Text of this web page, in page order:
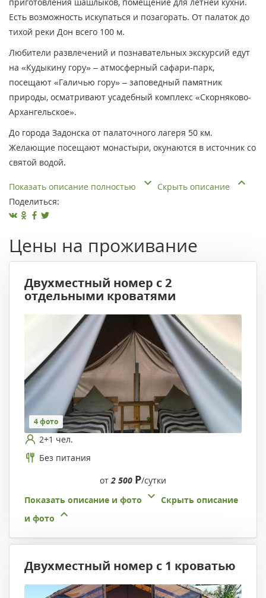
Есть возможность искупаться и позагорать. От палаток до
тихой реки Дон всего 100 м.
Любители развлечений и познавательных экскурсий едут
на «Кудыкину гору» – атмосферный сафари-парк,
посещают «Галичью гору» – заповедный памятник
природы, осматривают усадебный комплекс «Скорняково-
Архангельское».
До города Задонска от палаточного лагеря 50 км.
Желающие посещают монастыри, окунаются в источник со
святой водой.
Показать описание полностью
Скрыть описание
Поделиться:
Цены на проживание
Двухместный номер с 2
отдельными кроватями
4 фото
2+1 чел.
Без питания
от2 500 Р/сутки
Показать описание и фото
Скрыть описание
и фото
Двухместный номер с 1 кроватью